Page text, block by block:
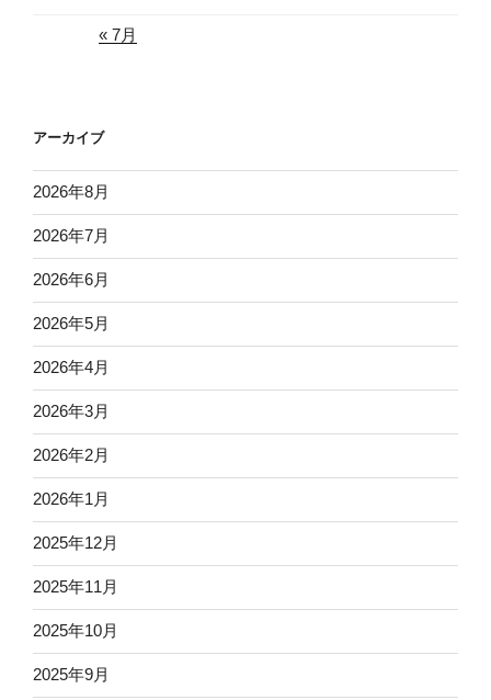
« 7月
アーカイブ
2026年8月
2026年7月
2026年6月
2026年5月
2026年4月
2026年3月
2026年2月
2026年1月
2025年12月
2025年11月
2025年10月
2025年9月